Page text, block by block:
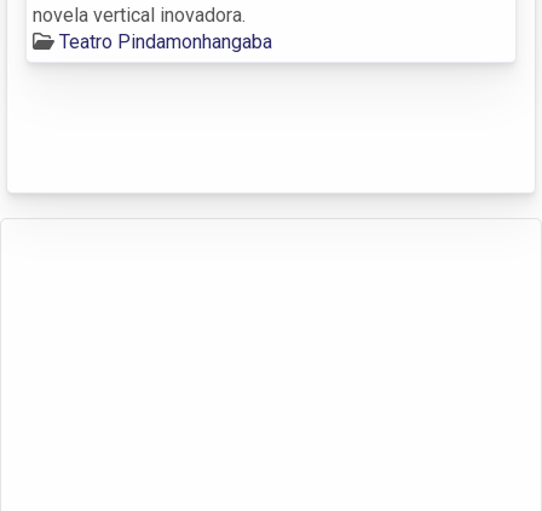
novela vertical inovadora.
Teatro Pindamonhangaba